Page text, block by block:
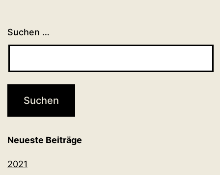
Suchen …
Neueste Beiträge
2021